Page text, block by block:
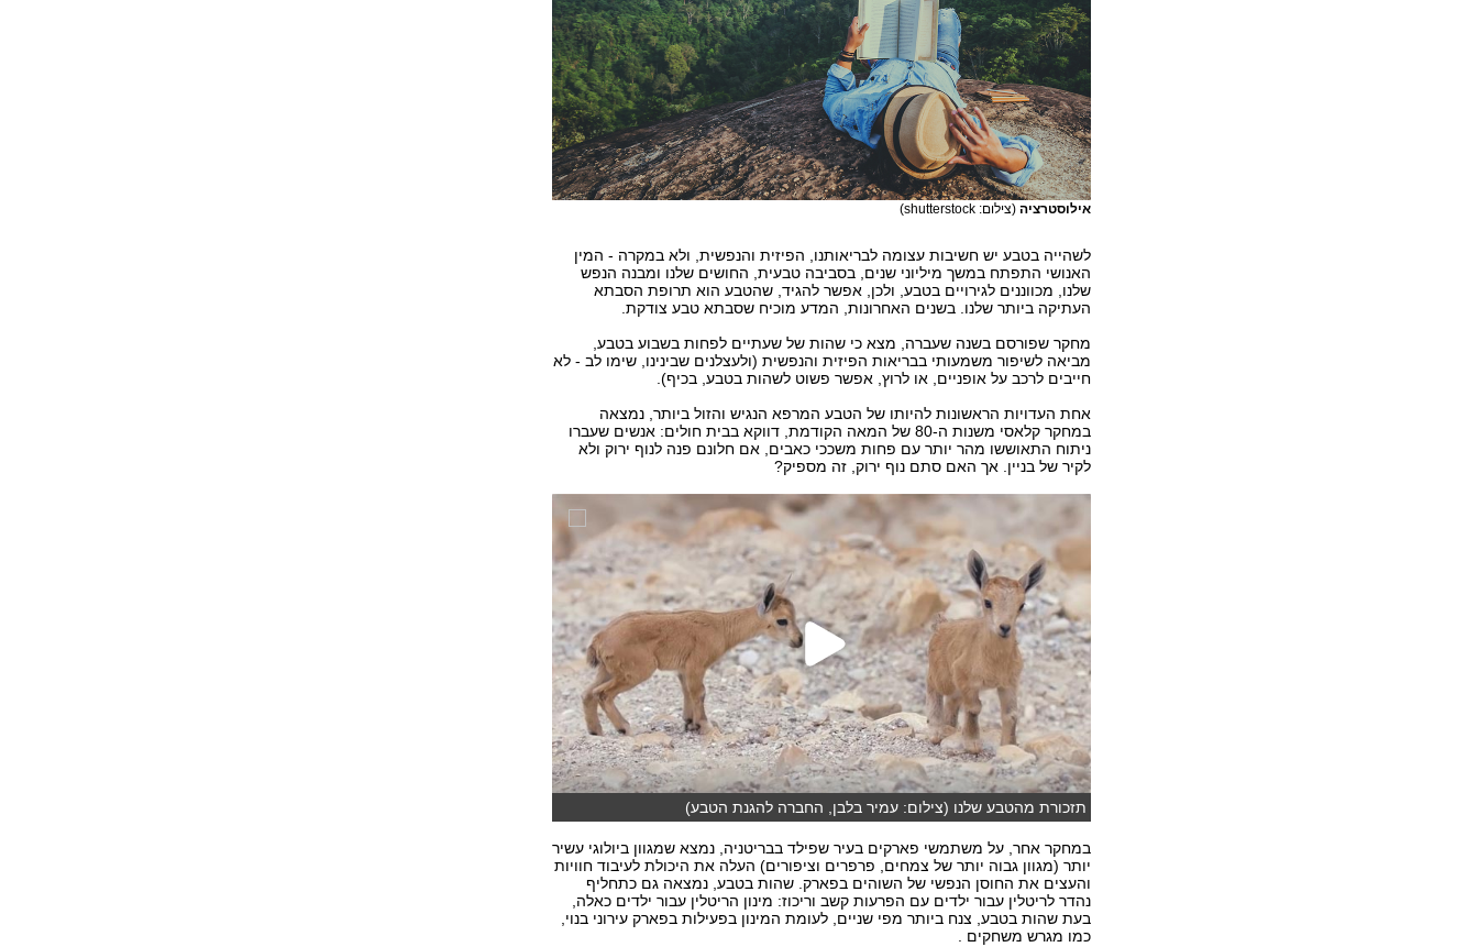
אילוסטרציה (צילום: shutterstock)
לשהייה בטבע יש חשיבות עצומה לבריאותנו, הפיזית והנפשית, ולא במקרה - המין
האנושי התפתח במשך מיליוני שנים, בסביבה טבעית, החושים שלנו ומבנה הנפש
שלנו, מכווננים לגירויים בטבע, ולכן, אפשר להגיד, שהטבע הוא תרופת הסבתא
העתיקה ביותר שלנו. בשנים האחרונות, המדע מוכיח שסבתא טבע צודקת.
מחקר שפורסם בשנה שעברה, מצא כי שהות של שעתיים לפחות בשבוע בטבע,
מביאה לשיפור משמעותי בבריאות הפיזית והנפשית (ולעצלנים שבינינו, שימו לב - לא
חייבים לרכב על אופניים, או לרוץ, אפשר פשוט לשהות בטבע, בכיף).
אחת העדויות הראשונות להיותו של הטבע המרפא הנגיש והזול ביותר, נמצאה
במחקר קלאסי משנות ה-80 של המאה הקודמת, דווקא בבית חולים: אנשים שעברו
ניתוח התאוששו מהר יותר עם פחות משככי כאבים, אם חלונם פנה לנוף ירוק ולא
לקיר של בניין. אך האם סתם נוף ירוק, זה מספיק?
תזכורת מהטבע שלנו (צילום: עמיר בלבן, החברה להגנת הטבע)
במחקר אחר, על משתמשי פארקים בעיר שפילד בבריטניה, נמצא שמגוון ביולוגי עשיר
יותר (מגוון גבוה יותר של צמחים, פרפרים וציפורים) העלה את היכולת לעיבוד חוויות
והעצים את החוסן הנפשי של השוהים בפארק. שהות בטבע, נמצאה גם כתחליף
נהדר לריטלין עבור ילדים עם הפרעות קשב וריכוז: מינון הריטלין עבור ילדים כאלה,
בעת שהות בטבע, צנח ביותר מפי שניים, לעומת המינון בפעילות בפארק עירוני בנוי,
כמו מגרש משחקים .